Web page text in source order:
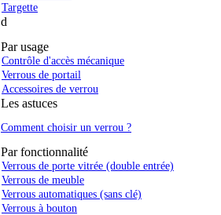
Targette
d
Par usage
Contrôle d'accès mécanique
Verrous de portail
Accessoires de verrou
Les astuces
Comment choisir un verrou ?
Par fonctionnalité
Verrous de porte vitrée (double entrée)
Verrous de meuble
Verrous automatiques (sans clé)
Verrous à bouton